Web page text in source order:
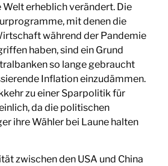
Welt erheblich verändert. Die
mit denen die
während der Pandemie
haben, sind ein Grund
so lange gebraucht
Inflation einzudämmen.
zu einer Sparpolitik für
da die politischen
ihre Wähler bei Laune halten
zwischen den USA und China